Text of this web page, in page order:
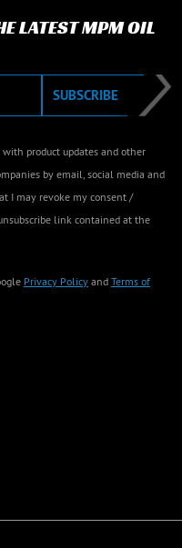
LATEST MPM OIL
SUBSCRIBE
product updates and other
by email, social media and
I may revoke my consent /
link contained at the
Privacy Policy and Terms of